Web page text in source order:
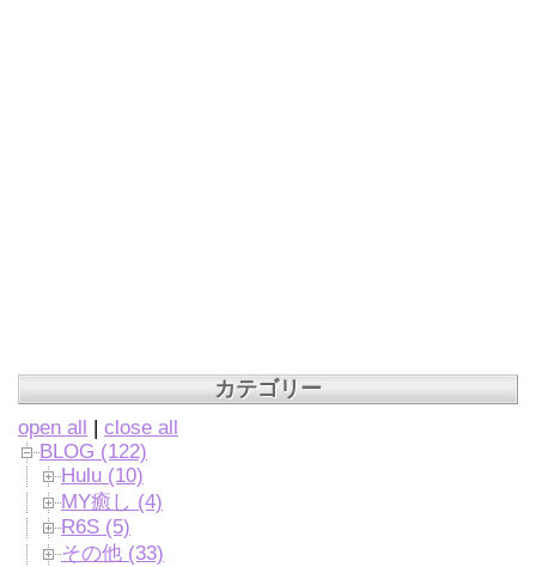
カテゴリー
open all | close all
BLOG (122)
Hulu (10)
MY癒し (4)
R6S (5)
その他 (33)